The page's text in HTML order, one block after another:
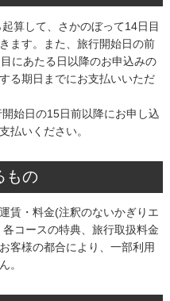
算して、さかのぼって14日目
ます。また、旅行開始日の前
にあたる日以降のお申込みの
る期日までにお支払いいただ
始日の15日前以降にお申し込
払いください。
もの
賃・料金(注釈のないかぎりエ
コースの特典、旅行取扱料金
客様の都合により、一部利用
。